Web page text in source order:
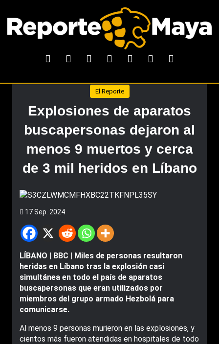
El Reporte
Explosiones de aparatos
buscapersonas dejaron al
menos 9 muertos y cerca
de 3 mil heridos en Líbano
17 Sep. 2024
LÍBANO | BBC | Miles de personas resultaron
heridas en Líbano tras la explosión casi
simultánea en todo el país de aparatos
buscapersonas que eran utilizados por
miembros del grupo armado Hezbolá para
comunicarse.
Al menos 9 personas murieron en las explosiones, y
cientos más fueron atendidas en hospitales de todo